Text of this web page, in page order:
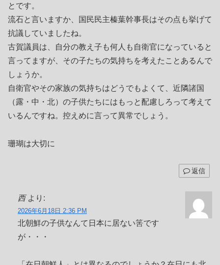
とです。
流石と言いますか、国民民主榛葉幹事長はその点も挙げて
抗議していましたね。
古賀議員は、自分の教え子も何人も自衛官になっていると
言ってますが、その子たちの気持ちを考えたことあるんで
しょうか。
自衛官やその家族の気持ちはどうでもよくて、近隣諸国
（露・中・北）の子供たちにはもっと配慮しろって考えて
いるんですね。控えめに言って異常でしょう。
珊瑚は大切に
返信
西 より:
2026年6月18日 2:36 PM
北朝鮮の子供なんて日本に居ない筈です
が・・・